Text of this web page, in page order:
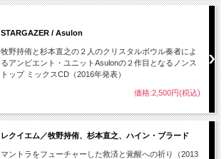
STARGAZER / Asulon
牧野持侑と杉本直之の２人のクリスタルボウル奏者によ
るアンビエント・ユニットAsulonの２作目となるノンス
トップ ミックスCD（2016年発表）
価格:2,500円(税込)
レクイエム／牧野持侑、杉本直之、ハイン・ブラード
マントラをフューチャーした救済と覚醒への祈り（2013